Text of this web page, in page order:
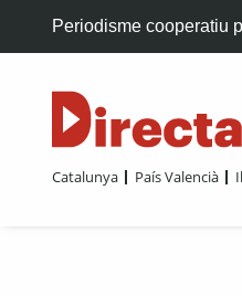
Periodisme cooperatiu
Catalunya País Valencià